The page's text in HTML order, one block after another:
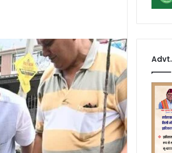
Advt.